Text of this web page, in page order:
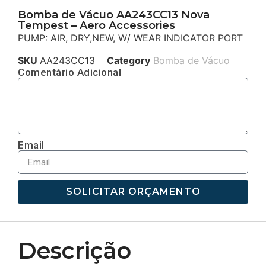
Bomba de Vácuo AA243CC13 Nova
Tempest – Aero Accessories
PUMP: AIR, DRY,NEW, W/ WEAR INDICATOR PORT
SKU AA243CC13 Category Bomba de Vácuo
Comentário Adicional
Email
SOLICITAR ORÇAMENTO
Descrição